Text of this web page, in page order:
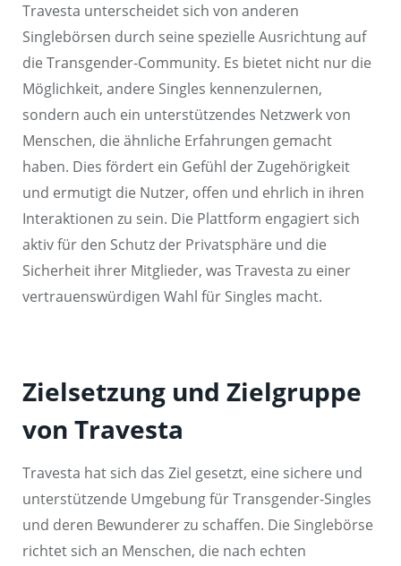
Travesta unterscheidet sich von anderen
Singlebörsen durch seine spezielle Ausrichtung auf
die Transgender-Community. Es bietet nicht nur die
Möglichkeit, andere Singles kennenzulernen,
sondern auch ein unterstützendes Netzwerk von
Menschen, die ähnliche Erfahrungen gemacht
haben. Dies fördert ein Gefühl der Zugehörigkeit
und ermutigt die Nutzer, offen und ehrlich in ihren
Interaktionen zu sein. Die Plattform engagiert sich
aktiv für den Schutz der Privatsphäre und die
Sicherheit ihrer Mitglieder, was Travesta zu einer
vertrauenswürdigen Wahl für Singles macht.
Zielsetzung und Zielgruppe
von Travesta
Travesta hat sich das Ziel gesetzt, eine sichere und
unterstützende Umgebung für Transgender-Singles
und deren Bewunderer zu schaffen. Die Singlebörse
richtet sich an Menschen, die nach echten